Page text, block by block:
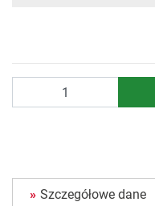
Szczegółowe dane